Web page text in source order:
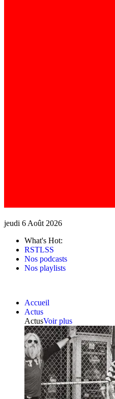
jeudi 6 Août 2026
What's Hot:
RSTLSS
Nos podcasts
Nos playlists
Accueil
Actus
ActusVoir plus